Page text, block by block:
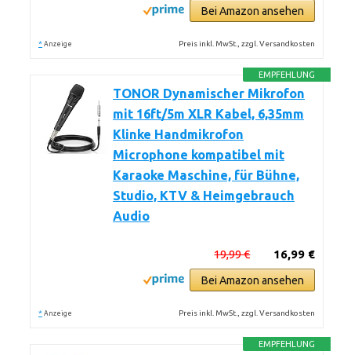
Bei Amazon ansehen
* Anzeige Preis inkl. MwSt., zzgl. Versandkosten
EMPFEHLUNG
TONOR Dynamischer Mikrofon
mit 16ft/5m XLR Kabel, 6,35mm
Klinke Handmikrofon
Microphone kompatibel mit
Karaoke Maschine, für Bühne,
Studio, KTV & Heimgebrauch
Audio
16,99 €
19,99 €
Bei Amazon ansehen
* Anzeige Preis inkl. MwSt., zzgl. Versandkosten
EMPFEHLUNG